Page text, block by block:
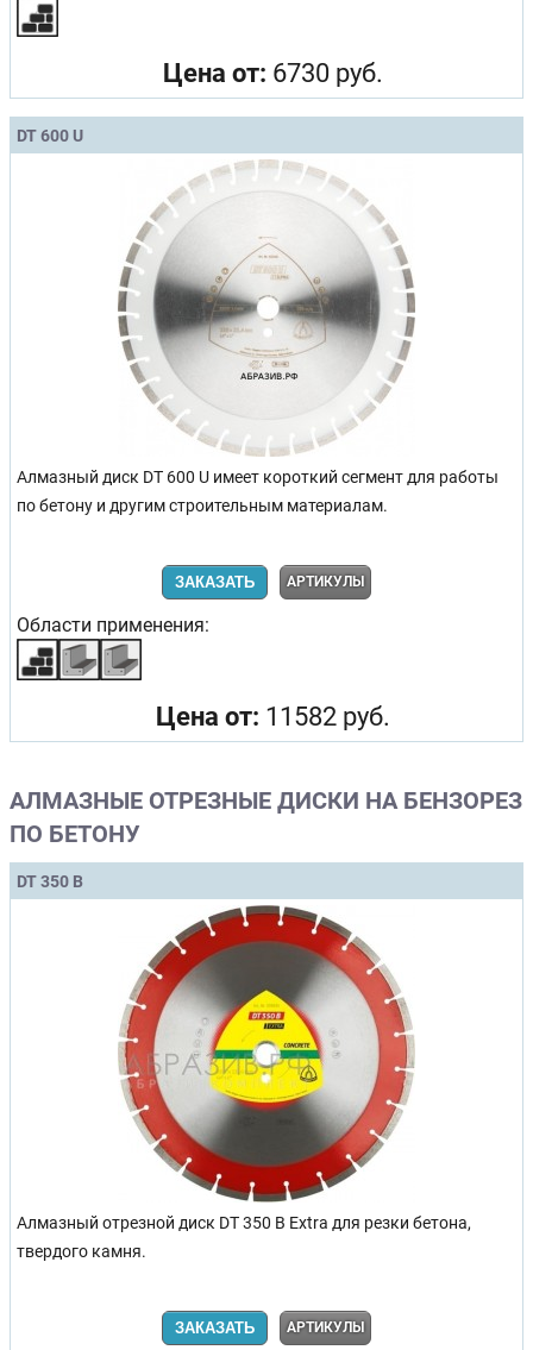
Цена от: 6730 руб.
DT 600 U
Алмазный диск DT 600 U имеет короткий сегмент для работы
по бетону и другим строительным материалам.
ЗАКАЗАТЬ АРТИКУЛЫ
Области применения:
Цена от: 11582 руб.
АЛМАЗНЫЕ ОТРЕЗНЫЕ ДИСКИ НА БЕНЗОРЕЗ
ПО БЕТОНУ
DT 350 B
Алмазный отрезной диск DT 350 B Extra для резки бетона,
твердого камня.
ЗАКАЗАТЬ АРТИКУЛЫ